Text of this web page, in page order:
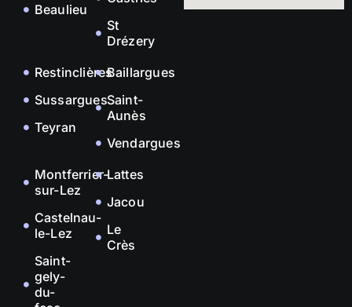
Beaulieu
St
Drézery
Restinclières
Sussargues
Teyran
Baillargues
Saint-
Aunès
Vendargues
Montferrier-
sur-Lez
Castelnau-
le-Lez
Saint-
gely-
du-
Lattes
Jacou
Le
Crès